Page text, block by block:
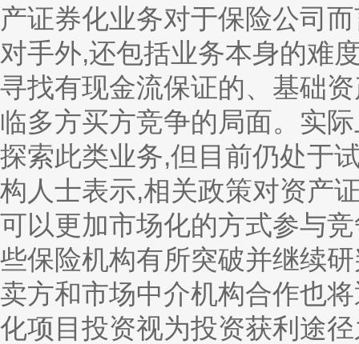
产证券化业务对于保险公司
对手外,还包括业务本身的难
寻找有现金流保证的、基础
临多方买方竞争的局面。实
探索此类业务,但目前仍处于
构人士表示,相关政策对资产
可以更加市场化的方式参与
些保险机构有所突破并继续
卖方和市场中介机构合作也
化项目投资视为投资获利途